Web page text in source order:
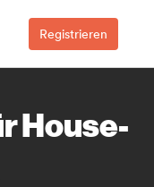
Registrieren
House-